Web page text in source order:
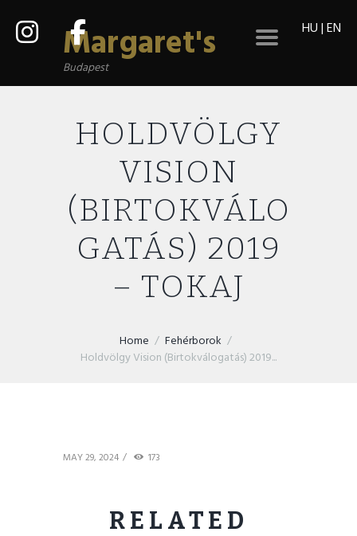
Margaret's
Budapest
HU|EN
HOLDVÖLGY
VISION
(BIRTOKVÁLO
GATÁS) 2019
– TOKAJ
Home
Fehérborok
Holdvölgy Vision (Birtokválogatás) 2019...
MAY 29, 2024 173
RELATED